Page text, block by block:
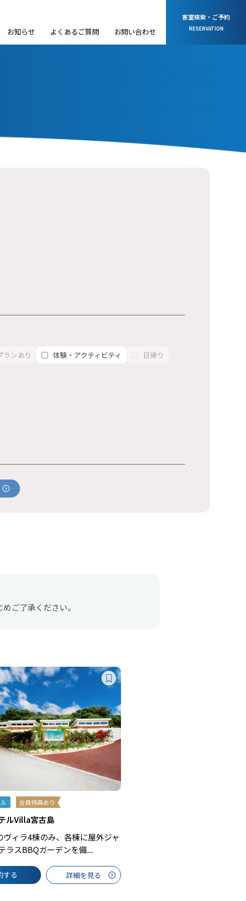
お知らせ よくあるご質問 お問い合わせ
客室検索・ご予約
RESERVATION
ランあり 体験・アクティビティ 日帰り
ご了承ください。
会員特典あり
ルVilla宮古島
ヴィラ4棟のみ、各棟に屋外ジャ
ラスBBQガーデンを備...
する 詳細を見る